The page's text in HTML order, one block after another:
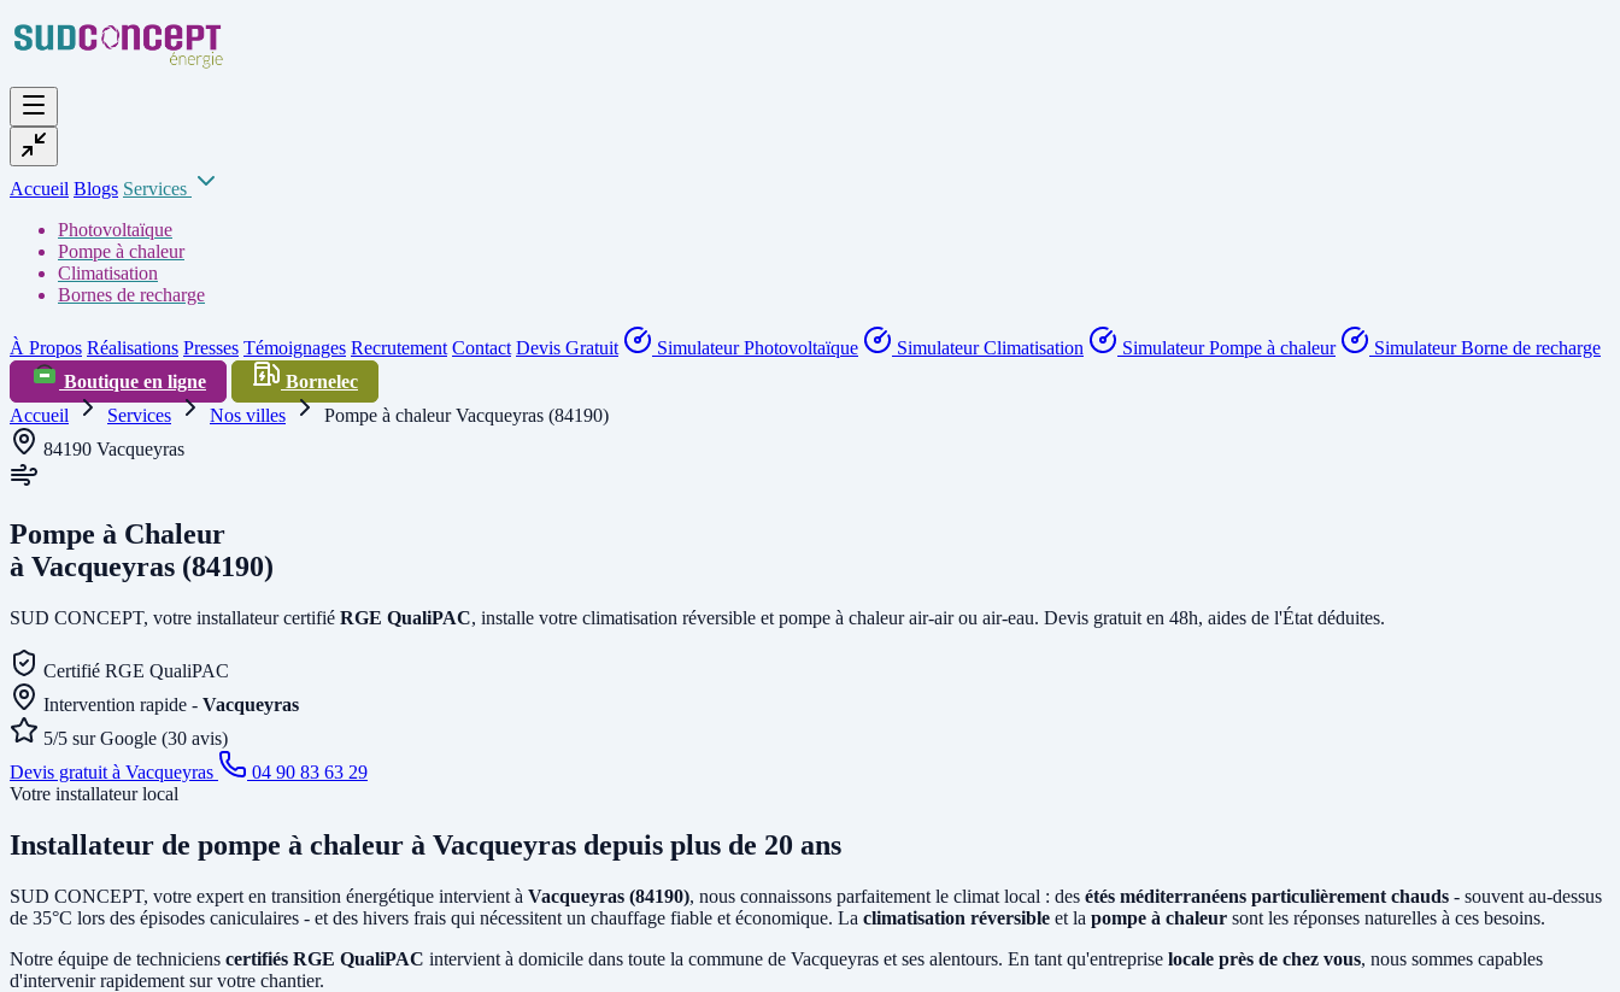
Accueil Blogs Services
Photovoltaïque
Pompe à chaleur
Climatisation
Bornes de recharge
À Propos Réalisations Presses Témoignages Recrutement Contact Devis Gratuit Simulateur Photovoltaïque Simulateur Climatisation Simulateur Pompe à chaleur
Simulateur Borne de recharge
Boutique en ligne
Bornelec
Accueil
Services Nos villes
Pompe à chaleur Vacqueyras (84190)
84190 Vacqueyras
Pompe à Chaleur
à Vacqueyras (84190)
SUD CONCEPT, votre installateur certifié RGE QualiPAC, installe votre climatisation réversible et pompe à chaleur air-air ou air-eau. Devis gratuit en 48h, aides de l'État déduites.
Certifié RGE QualiPAC
Intervention rapide - Vacqueyras
5/5 sur Google (30 avis)
Devis gratuit à Vacqueyras
04 90 83 63 29
Votre installateur local
Installateur de pompe à chaleur à Vacqueyras depuis plus de 20 ans
SUD CONCEPT, votre expert en transition énergétique intervient à Vacqueyras (84190), nous connaissons parfaitement le climat local : des étés méditerranéens particulièrement chauds - souvent au-dessus
de 35°C lors des épisodes caniculaires - et des hivers frais qui nécessitent un chauffage fiable et économique. La climatisation réversible et la pompe à chaleur sont les réponses naturelles à ces besoins.
Notre équipe de techniciens certifiés RGE QualiPAC intervient à domicile dans toute la commune de Vacqueyras et ses alentours. En tant qu'entreprise locale près de chez vous, nous sommes capables
d'intervenir rapidement sur votre chantier.